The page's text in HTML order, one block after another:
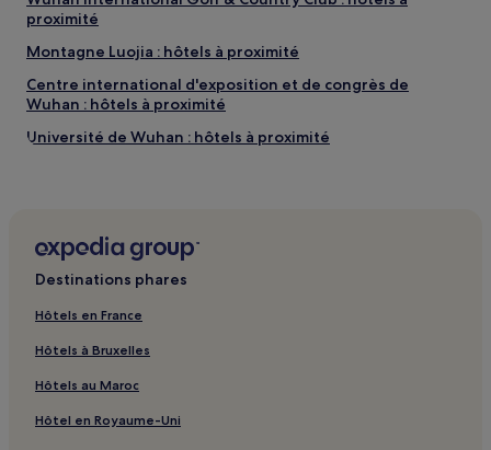
proximité
Montagne Luojia : hôtels à proximité
Centre international d'exposition et de congrès de
Wuhan : hôtels à proximité
Université de Wuhan : hôtels à proximité
Musée de la province du Hubei : hôtels à proximité
Wuchang : hôtels Hôtels avec parking
Wuchang : hôtels Hôtels pas chers
Wuchang : hôtels Hôtels d’affaires
Jianghan Road : Hôtels de luxe à proximité
Ezhou : hôtels Hôtels avec parking
Destinations phares
Hôtels en France
Hôtels à Bruxelles
Hôtels au Maroc
Hôtel en Royaume-Uni